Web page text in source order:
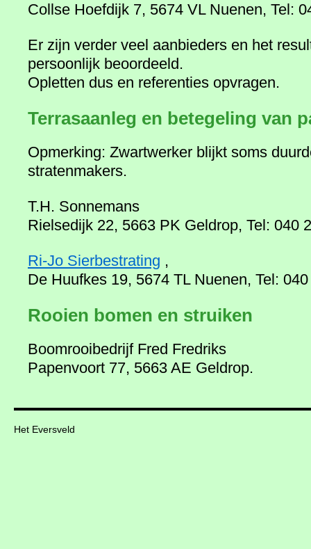
Collse Hoefdijk 7, 5674 VL Nuenen, Tel:
Er zijn verder veel aanbieders en het
persoonlijk beoordeeld.
Opletten dus en referenties opvragen.
Terrasaanleg en betegeling van
Opmerking: Zwartwerker blijkt soms
stratenmakers.
T.H. Sonnemans
Rielsedijk 22, 5663 PK Geldrop, Tel: 040
Ri-Jo Sierbestrating ,
De Huufkes 19, 5674 TL Nuenen, Tel:
Rooien bomen en struiken
Boomrooibedrijf Fred Fredriks
Papenvoort 77, 5663 AE Geldrop.
Het Eversveld